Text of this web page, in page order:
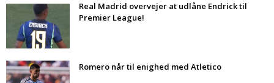
Real Madrid overvejer at udlåne Endrick til
Premier League!
Romero når til enighed med Atletico